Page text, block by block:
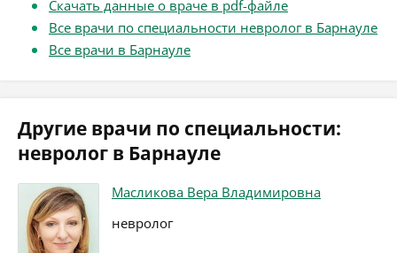
Скачать данные о враче в pdf-файле
Все врачи по специальности невролог в Барнауле
Все врачи в Барнауле
Другие врачи по специальности:
невролог в Барнауле
Масликова Вера Владимировна
невролог